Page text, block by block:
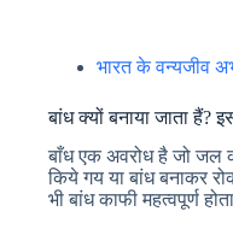
भारत के वन्यजीव
बांध क्यों बनाया जाता हैं?
बाँध एक अवरोध है जो जल
किये गय या बांध बनाकर
भी बांध काफी महत्वपूर्ण